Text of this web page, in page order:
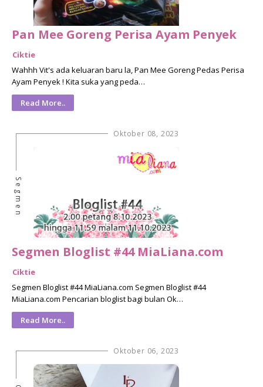
Pan Mee Goreng Perisa Ayam Penyek
Ciktie
Wahhh Vit's ada keluaran baru la, Pan Mee Goreng Pedas Perisa
Ayam Penyek ! Kita suka yang peda…
Read More..
Oktober 08, 2023
Segmen
Segmen Bloglist #44 MiaLiana.com
Ciktie
Segmen Bloglist #44 MiaLiana.com Segmen Bloglist #44
MiaLiana.com Pencarian bloglist bagi bulan Ok…
Read More..
Oktober 06, 2023